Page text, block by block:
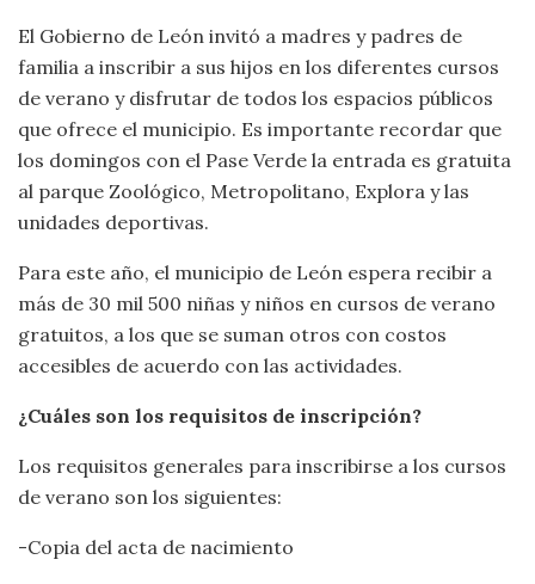
El Gobierno de León invitó a madres y padres de
familia a inscribir a sus hijos en los diferentes cursos
de verano y disfrutar de todos los espacios públicos
que ofrece el municipio. Es importante recordar que
los domingos con el Pase Verde la entrada es gratuita
al parque Zoológico, Metropolitano, Explora y las
unidades deportivas.
Para este año, el municipio de León espera recibir a
más de 30 mil 500 niñas y niños en cursos de verano
gratuitos, a los que se suman otros con costos
accesibles de acuerdo con las actividades.
¿Cuáles son los requisitos de inscripción?
Los requisitos generales para inscribirse a los cursos
de verano son los siguientes:
-Copia del acta de nacimiento